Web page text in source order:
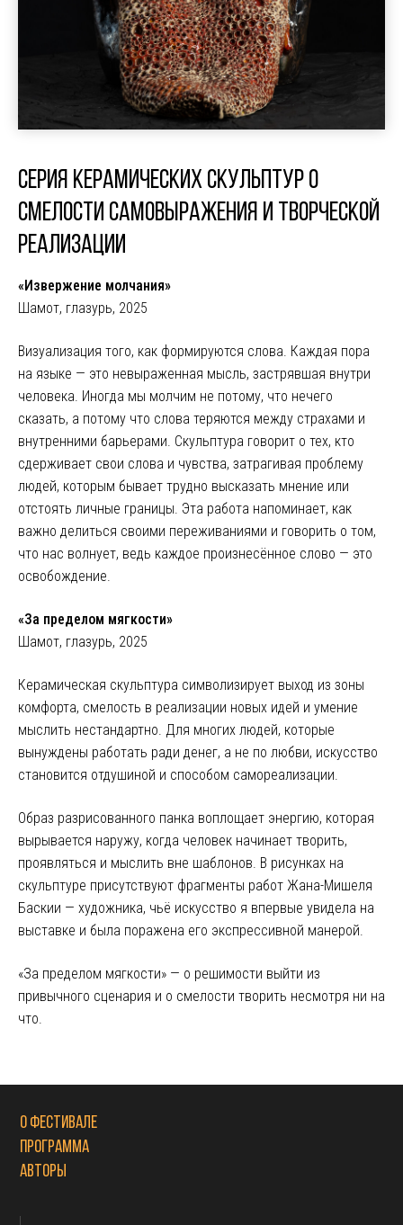
СЕРИЯ КЕРАМИЧЕСКИХ СКУЛЬПТУР О
СМЕЛОСТИ САМОВЫРАЖЕНИЯ И ТВОРЧЕСКОЙ
РЕАЛИЗАЦИИ
«Извержение молчания»
Шамот, глазурь, 2025
Визуализация того, как формируются слова. Каждая пора
на языке — это невыраженная мысль, застрявшая внутри
человека. Иногда мы молчим не потому, что нечего
сказать, а потому что слова теряются между страхами и
внутренними барьерами. Скульптура говорит о тех, кто
сдерживает свои слова и чувства, затрагивая проблему
людей, которым бывает трудно высказать мнение или
отстоять личные границы. Эта работа напоминает, как
важно делиться своими переживаниями и говорить о том,
что нас волнует, ведь каждое произнесённое слово — это
освобождение.
«За пределом мягкости»
Шамот, глазурь, 2025
Керамическая скульптура символизирует выход из зоны
комфорта, смелость в реализации новых идей и умение
мыслить нестандартно. Для многих людей, которые
вынуждены работать ради денег, а не по любви, искусство
становится отдушиной и способом самореализации.
Образ разрисованного панка воплощает энергию, которая
вырывается наружу, когда человек начинает творить,
проявляться и мыслить вне шаблонов. В рисунках на
скульптуре присутствуют фрагменты работ Жана-Мишеля
Баскии — художника, чьё искусство я впервые увидела на
выставке и была поражена его экспрессивной манерой.
«За пределом мягкости» — о решимости выйти из
привычного сценария и о смелости творить несмотря ни на
что.
О фестивале
Программа
Авторы